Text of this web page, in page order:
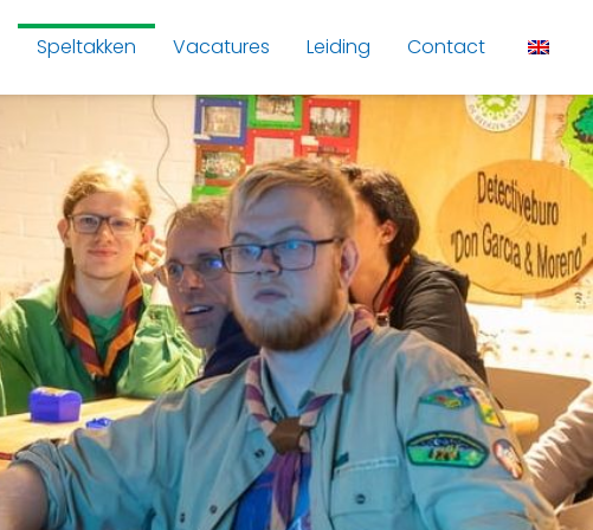
Speltakken Vacatures Leiding Contact